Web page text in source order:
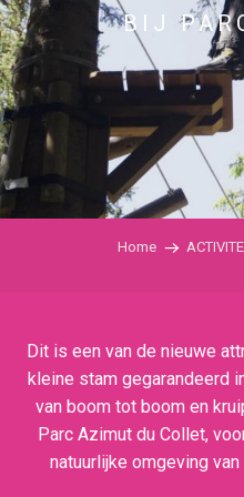
BIJ
Home
Dit is een van de nieuwe
kleine stam gegarandeerd
van boom tot boom en
Parc Azimut du Collet,
natuurlijke omgeving